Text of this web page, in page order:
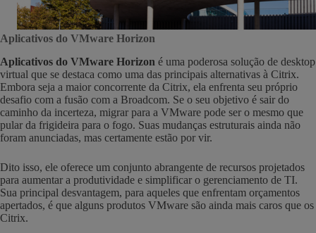
Aplicativos do VMware Horizon
Aplicativos do VMware Horizon é uma poderosa solução de desktop
virtual que se destaca como uma das principais alternativas à Citrix.
Embora seja a maior concorrente da Citrix, ela enfrenta seu próprio
desafio com a fusão com a Broadcom. Se o seu objetivo é sair do
caminho da incerteza, migrar para a VMware pode ser o mesmo que
pular da frigideira para o fogo. Suas mudanças estruturais ainda não
foram anunciadas, mas certamente estão por vir.
Dito isso, ele oferece um conjunto abrangente de recursos projetados
para aumentar a produtividade e simplificar o gerenciamento de TI.
Sua principal desvantagem, para aqueles que enfrentam orçamentos
apertados, é que alguns produtos VMware são ainda mais caros que os
Citrix.